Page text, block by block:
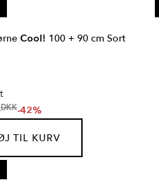
Cool! 100 + 90 cm Sort
DKK-42%
TIL KURV